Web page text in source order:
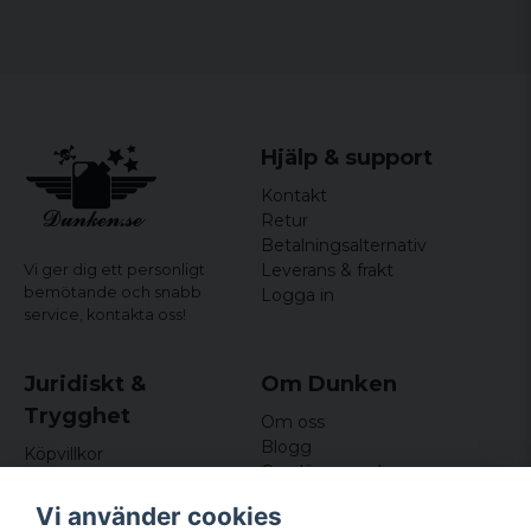
Vi ger dig ett personligt
bemötande och snabb
service, kontakta oss!
Hjälp & support
Kontakt
Retur
Betalningsalternativ
Leverans & frakt
Logga in
Juridiskt &
Trygghet
Köpvillkor
Om cookies
Om Dunken
Om oss
Blogg
Omdömen och
Nyhetsbrev
Vi använder cookies